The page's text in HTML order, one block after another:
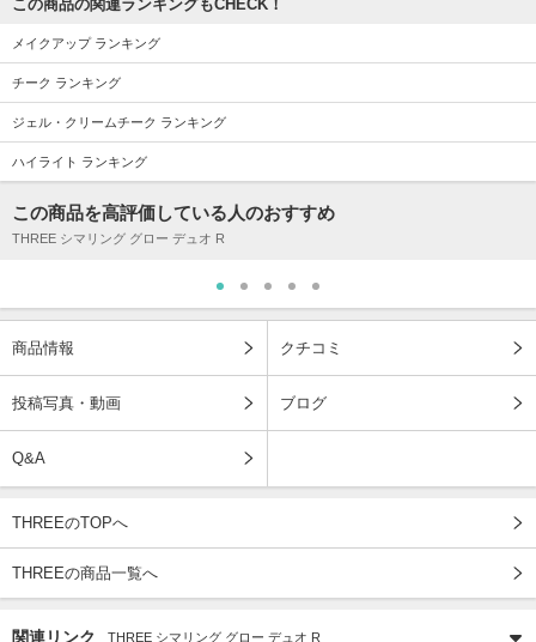
この商品の関連ランキングもCHECK！
メイクアップ ランキング
チーク ランキング
ジェル・クリームチーク ランキング
ハイライト ランキング
この商品を高評価している人のおすすめ
THREE シマリング グロー デュオ R
商品情報 クチコミ
投稿写真・動画 ブログ
Q&A
THREEのTOPへ
THREEの商品一覧へ
関連リンク THREE シマリング グロー デュオ R